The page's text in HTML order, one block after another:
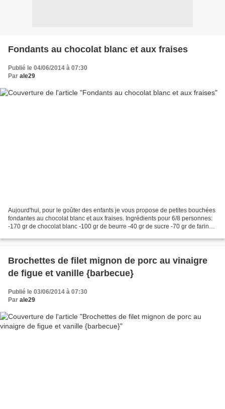
Fondants au chocolat blanc et aux fraises
Publié le 04/06/2014 à 07:30
Par ale29
Aujourd'hui, pour le goûter des enfants je vous propose de petites bouchées
fondantes au chocolat blanc et aux fraises. Ingrédients pour 6/8 personnes:
-170 gr de chocolat blanc -100 gr de beurre -40 gr de sucre -70 gr de farine
Brochettes de filet mignon de porc au vinaigre
de figue et vanille {barbecue}
Publié le 03/06/2014 à 07:30
Par ale29